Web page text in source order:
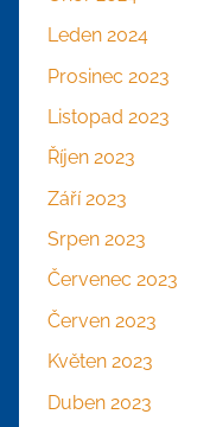
Leden 2024
Prosinec 2023
Listopad 2023
Říjen 2023
Září 2023
Srpen 2023
Červenec 2023
Červen 2023
Květen 2023
Duben 2023